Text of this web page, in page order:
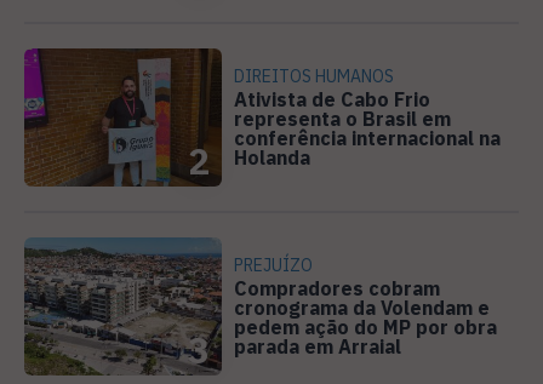
2
DIREITOS HUMANOS
Ativista de Cabo Frio
representa o Brasil em
conferência internacional na
Holanda
3
PREJUÍZO
Compradores cobram
cronograma da Volendam e
pedem ação do MP por obra
parada em Arraial